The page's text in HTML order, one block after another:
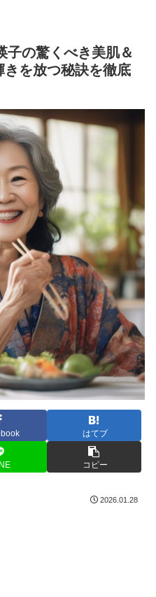
子の驚くべき美肌＆
を放つ秘訣を徹底
はてブ
コピー
2026.01.28